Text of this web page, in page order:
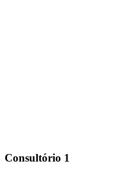
Consultório 1